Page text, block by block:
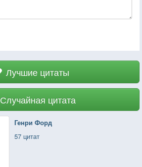
Лучшие цитаты
Случайная цитата
Генри Форд
57 цитат